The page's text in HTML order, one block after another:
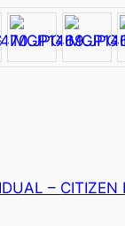
– CITIZEN